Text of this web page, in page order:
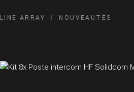
LINE ARRAY NOUVEAUTÉS